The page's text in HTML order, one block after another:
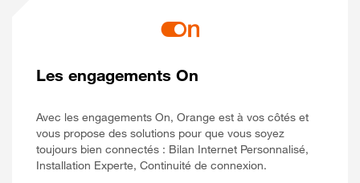
Les engagements On
Avec les engagements On, Orange est à vos côtés et
vous propose des solutions pour que vous soyez
toujours bien connectés : Bilan Internet Personnalisé,
Installation Experte, Continuité de connexion.